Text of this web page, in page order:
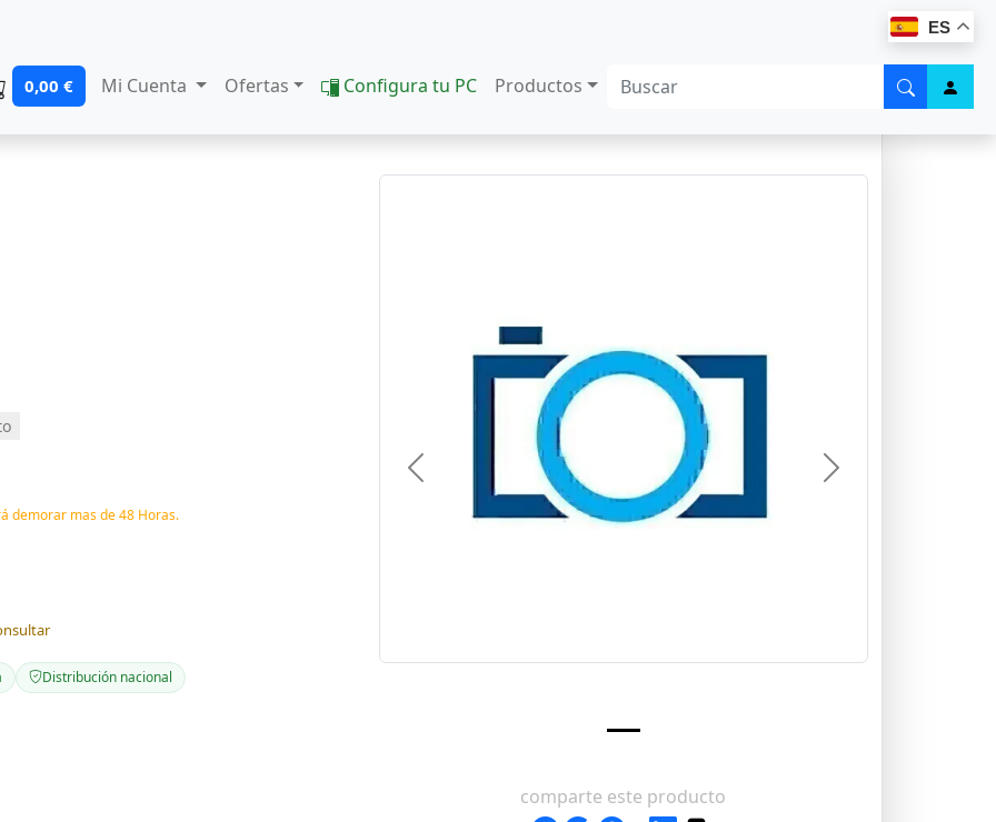
ES
0,00 € Mi Cuenta Ofertas Configura tu PC Productos
demorar mas de 48 Horas.
Distribución nacional
Previous Next
comparte este producto